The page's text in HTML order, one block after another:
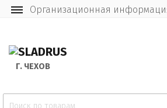
Организационная
Г. ЧЕХОВ